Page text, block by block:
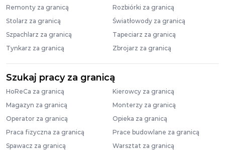
Remonty za granicą
Rozbiórki za granicą
Stolarz za granicą
Światłowody za granicą
Szpachlarz za granicą
Tapeciarz za granicą
Tynkarz za granicą
Zbrojarz za granicą
Szukaj pracy za granicą
HoReCa za granicą
Kierowcy za granicą
Magazyn za granicą
Monterzy za granicą
Operator za granicą
Opieka za granicą
Praca fizyczna za granicą
Prace budowlane za granicą
Spawacz za granicą
Warsztat za granicą